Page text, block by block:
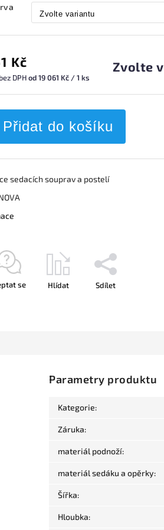
Kč
bez DPHod 19 061 Kč / 1 ks
Zvolte
Přidat do košíku
sedacích souprav a postelí
se Hlídat Sdílet
Parametry produktu
Kategorie:
Záruka:
materiál podnoží:
materiál sedáku a opěrky:
Šířka:
Hloubka: